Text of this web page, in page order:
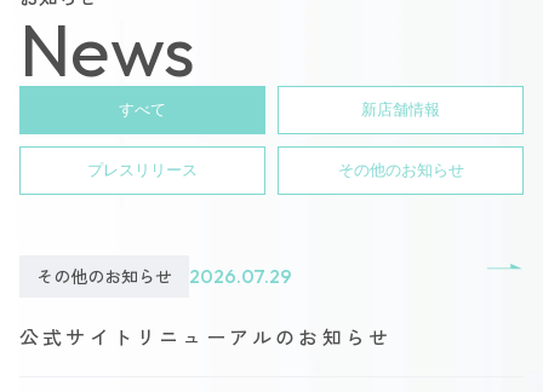
News
すべて 新店舗情報
プレスリリース その他のお知らせ
その他のお知らせ 2026.07.29
公式サイトリニューアルのお知らせ